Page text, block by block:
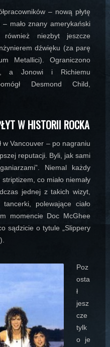
– nową płytę
mało znany amerykański
niezbyt jeszcze
dźwięku (za parę
Metallici). Ograniczono
a Jonowi i Richiemu
Desmond Child,
W HISTORII ROCKA
w Vancouver – po nagraniu
reputacji. Byli, jak sami
Niemal każdy
co miało niemały
jednej z takich wizyt,
polewające ciało
momencie Doc McGhee
sądzicie o tytule „Slippery
Poz
osta
ł
jesz
cze
tylk
o je